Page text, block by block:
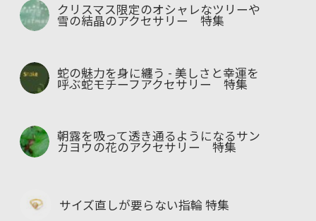
クリスマス限定のオシャレなツリーや
雪の結晶のアクセサリー 特集
蛇の魅力を身に纏う - 美しさと幸運を
呼ぶ蛇モチーフアクセサリー 特集
朝露を吸って透き通るようになるサン
カヨウの花のアクセサリー 特集
サイズ直しが要らない指輪 特集